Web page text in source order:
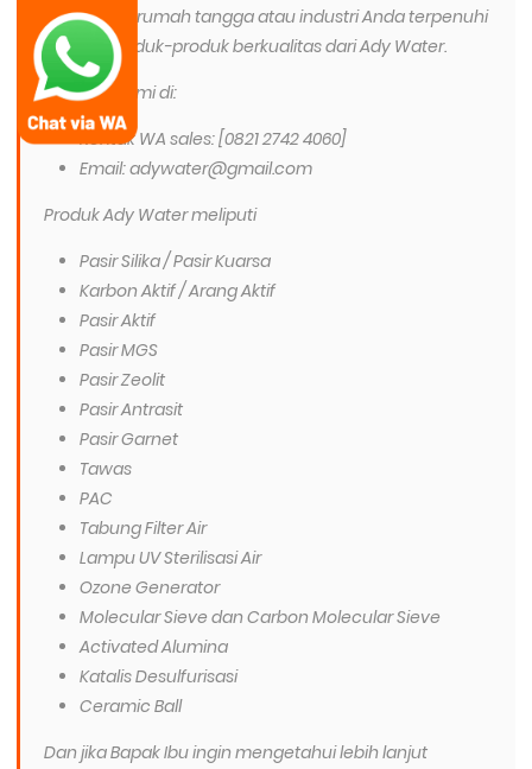
kebutuhan rumah tangga atau industri Anda terpenuhi
melalui produk-produk berkualitas dari Ady Water.
Hubungi kami di:
Kontak WA sales: [0821 2742 4060]
Email: adywater@gmail.com
Produk Ady Water meliputi
Pasir Silika / Pasir Kuarsa
Karbon Aktif / Arang Aktif
Pasir Aktif
Pasir MGS
Pasir Zeolit
Pasir Antrasit
Pasir Garnet
Tawas
PAC
Tabung Filter Air
Lampu UV Sterilisasi Air
Ozone Generator
Molecular Sieve dan Carbon Molecular Sieve
Activated Alumina
Katalis Desulfurisasi
Ceramic Ball
Dan jika Bapak Ibu ingin mengetahui lebih lanjut